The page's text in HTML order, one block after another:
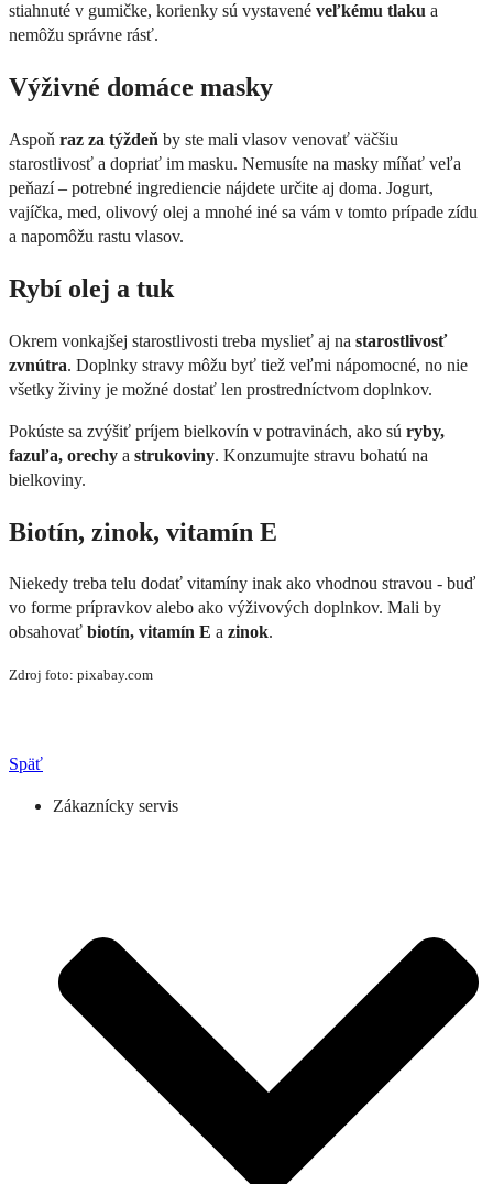
stiahnuté v gumičke, korienky sú vystavené veľkému tlaku a
nemôžu správne rásť.
Výživné domáce masky
Aspoň raz za týždeň by ste mali vlasov venovať väčšiu
starostlivosť a dopriať im masku. Nemusíte na masky míňať veľa
peňazí – potrebné ingrediencie nájdete určite aj doma. Jogurt,
vajíčka, med, olivový olej a mnohé iné sa vám v tomto prípade zídu
a napomôžu rastu vlasov.
Rybí olej a tuk
Okrem vonkajšej starostlivosti treba myslieť aj na starostlivosť
zvnútra. Doplnky stravy môžu byť tiež veľmi nápomocné, no nie
všetky živiny je možné dostať len prostredníctvom doplnkov.
Pokúste sa zvýšiť príjem bielkovín v potravinách, ako sú ryby,
fazuľa, orechy a strukoviny. Konzumujte stravu bohatú na
bielkoviny.
Biotín, zinok, vitamín E
Niekedy treba telu dodať vitamíny inak ako vhodnou stravou - buď
vo forme prípravkov alebo ako výživových doplnkov. Mali by
obsahovať biotín, vitamín E a zinok.
Zdroj foto: pixabay.com
Späť
Zákaznícky servis